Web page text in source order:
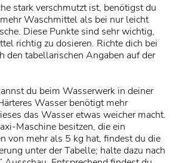
stark verschmutzt ist, benötigst du
Waschmittel als bei nur leicht
Diese Punkte sind sehr wichtig,
richtig zu dosieren. Richte dich bei
den tabellarischen Angaben auf der
du beim Wasserwerk in deiner
Wasser benötigt mehr
das Wasser etwas weicher macht.
Maschine besitzen, die ein
von mehr als 5 kg hat, findest du die
unter der Tabelle; halte dazu nach